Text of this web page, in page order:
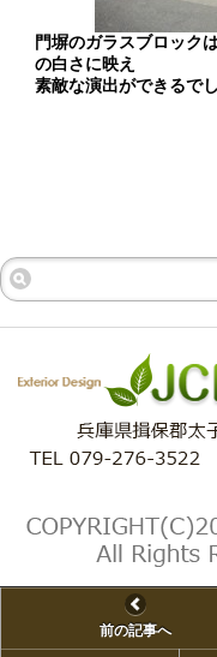
門塀のガラスブロック
の白さに映え
素敵な演出ができるでし
前の記事へ